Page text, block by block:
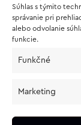
Súhlas s týmito
správanie pri
alebo odvolanie
funkcie.
Funkčné
Marketing
O NÁKUPE
Vrátenie a